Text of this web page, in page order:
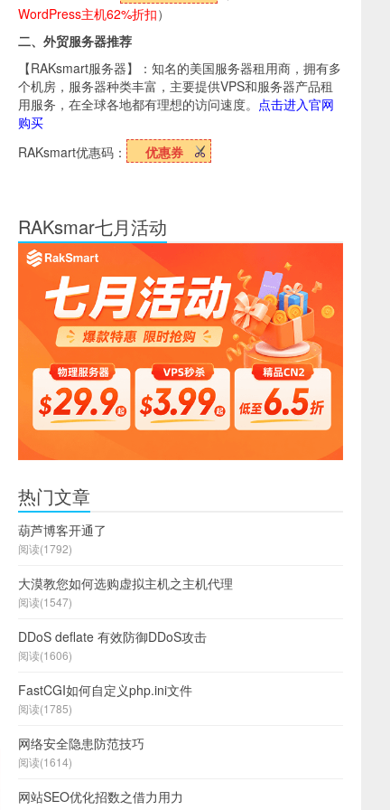
WordPress主机62%折扣）
二、外贸服务器推荐
【RAKsmart服务器】：知名的美国服务器租用商，拥有多
个机房，服务器种类丰富，主要提供VPS和服务器产品租
用服务，在全球各地都有理想的访问速度。 点击进入官网
购买
RAKsmart优惠码：
优惠券
RAKsmar七月活动
热门文章
葫芦博客开通了
阅读(1792)
大漠教您如何选购虚拟主机之主机代理
阅读(1547)
DDoS deflate 有效防御DDoS攻击
阅读(1606)
FastCGI如何自定义php.ini文件
阅读(1785)
网络安全隐患防范技巧
阅读(1614)
网站SEO优化招数之借力用力